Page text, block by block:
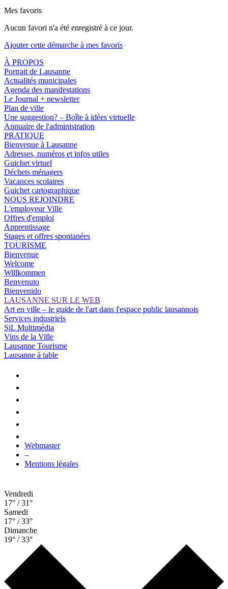
Mes favoris
Aucun favori n'a été enregistré à ce jour.
Ajouter cette démarche à mes favoris
À PROPOS
Portrait de Lausanne
Actualités municipales
Agenda des manifestations
Le Journal + newsletter
Plan de ville
Une suggestion? – Boîte à idées virtuelle
Annuaire de l'administration
PRATIQUE
Bienvenue à Lausanne
Adresses, numéros et infos utiles
Guichet virtuel
Déchets ménagers
Vacances scolaires
Guichet cartographique
NOUS REJOINDRE
L'employeur Ville
Offres d'emploi
Apprentissage
Stages et offres spontanées
TOURISME
Bienvenue
Welcome
Willkommen
Benvenuto
Bienvenido
LAUSANNE SUR LE WEB
Art en ville – le guide de l'art dans l'espace public lausannois
Services industriels
SiL Multimédia
Vins de la Ville
Lausanne Tourisme
Lausanne à table
Webmaster
–
Mentions légales
Vendredi
17° / 31°
Samedi
17° / 33°
Dimanche
19° / 33°